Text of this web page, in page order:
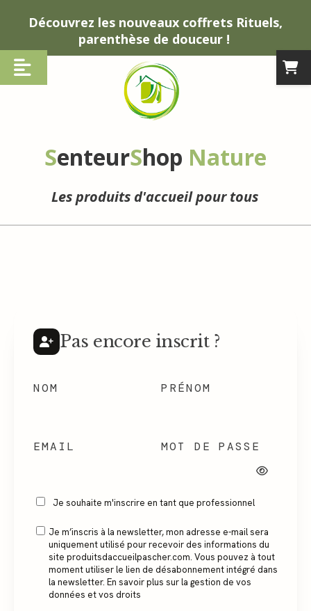
Découvrez les nouveaux coffrets Rituels,
parenthèse de douceur !
SenteurShop Nature
Les produits d'accueil pour tous
Pas encore inscrit ?
NOM PRÉNOM
EMAIL MOT DE PASSE
Je souhaite m'inscrire en tant que professionnel
Je m’inscris à la newsletter, mon adresse e-mail sera
uniquement utilisé pour recevoir des informations du
site produitsdaccueilpascher.com. Vous pouvez à tout
moment utiliser le lien de désabonnement intégré dans
la newsletter. En savoir plus sur la gestion de vos
données et vos droits